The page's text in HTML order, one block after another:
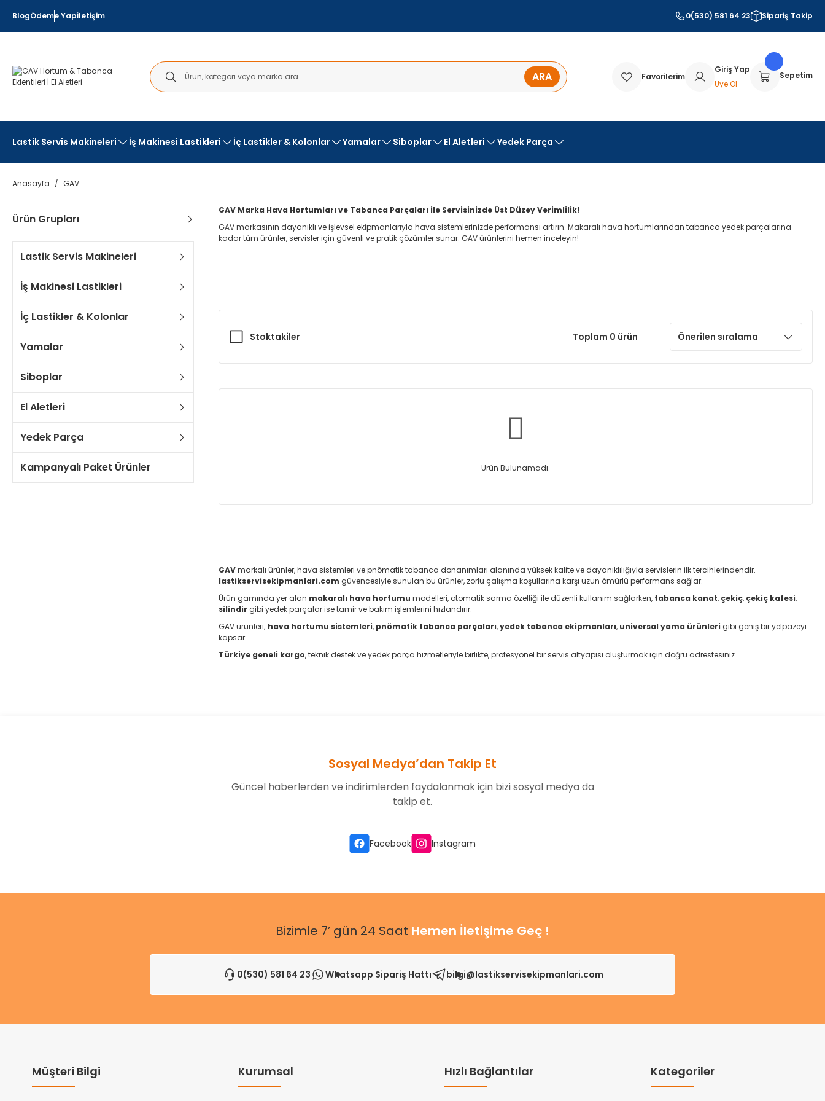
BlogÖdeme Yapİletişim 0(530) 581 64 23 Sipariş Takip
ARA Favorilerim
Giriş Yap
Üye Ol
Sepetim
Lastik Servis Makineleri İş Makinesi Lastikleri İç Lastikler & Kolonlar Yamalar Siboplar El Aletleri Yedek Parça
Anasayfa GAV
Ürün Grupları
Lastik Servis Makineleri
İş Makinesi Lastikleri
İç Lastikler & Kolonlar
Yamalar
Siboplar
El Aletleri
Yedek Parça
Kampanyalı Paket Ürünler
GAV Marka Hava Hortumları ve Tabanca Parçaları ile Servisinizde Üst Düzey Verimlilik!
GAV markasının dayanıklı ve işlevsel ekipmanlarıyla hava sistemlerinizde performansı artırın. Makaralı hava hortumlarından tabanca yedek parçalarına
kadar tüm ürünler, servisler için güvenli ve pratik çözümler sunar. GAV ürünlerini hemen inceleyin!
Stoktakiler Toplam 0 ürün
Ürün Bulunamadı.
GAVmarkalı ürünler, hava sistemleri ve pnömatik tabanca donanımları alanında yüksek kalite ve dayanıklılığıyla servislerin ilk tercihlerindendir.
lastikservisekipmanlari.com güvencesiyle sunulan bu ürünler, zorlu çalışma koşullarına karşı uzun ömürlü performans sağlar.
Ürün gamında yer alan makaralı hava hortumu modelleri, otomatik sarma özelliği ile düzenli kullanım sağlarken, tabanca kanat, çekiç, çekiç kafesi,
silindir gibi yedek parçalar ise tamir ve bakım işlemlerini hızlandırır.
GAV ürünleri; hava hortumu sistemleri, pnömatik tabanca parçaları,yedek tabanca ekipmanları, universal yama ürünleri gibi geniş bir yelpazeyi
kapsar.
Türkiye geneli kargo, teknik destek ve yedek parça hizmetleriyle birlikte, profesyonel bir servis altyapısı oluşturmak için doğru adrestesiniz.
Sosyal Medya’dan Takip Et
Güncel haberlerden ve indirimlerden faydalanmak için bizi sosyal medya da
takip et.
Facebook Instagram
Bizimle 7’ gün 24 Saat Hemen İletişime Geç !
0(530) 581 64 23 Whatsapp Sipariş Hattı bilgi@lastikservisekipmanlari.com
Müşteri Bilgi Kurumsal Hızlı Bağlantılar Kategoriler